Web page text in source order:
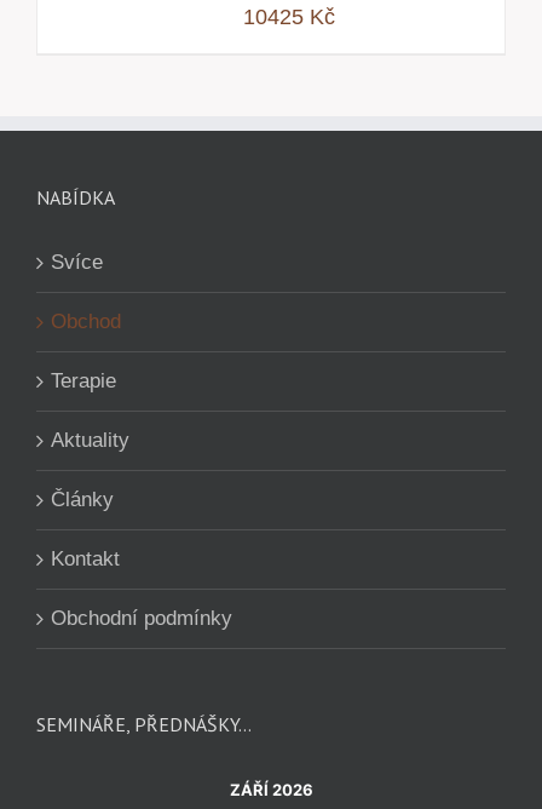
10425 Kč
NABÍDKA
Svíce
Obchod
Terapie
Aktuality
Články
Kontakt
Obchodní podmínky
SEMINÁŘE, PŘEDNÁŠKY…
ZÁŘÍ 2026